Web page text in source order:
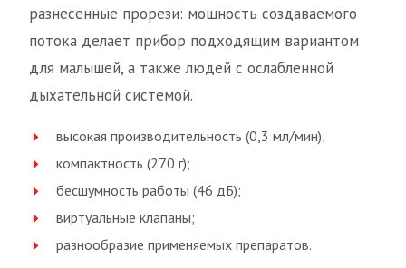
разнесенные прорези: мощность создаваемого
потока делает прибор подходящим вариантом
для малышей, а также людей с ослабленной
дыхательной системой.
высокая производительность (0,3 мл/мин);
компактность (270 г);
бесшумность работы (46 дБ);
виртуальные клапаны;
разнообразие применяемых препаратов.